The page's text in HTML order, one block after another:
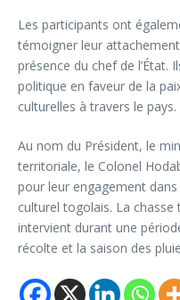
Les participants ont
témoigner leur
présence du chef de l’État.
politique en faveur de la
culturelles à travers le pays.
Au nom du Président, le
territoriale, le Colonel
pour leur engagement
culturel togolais. La
intervient durant une
récolte et la saison des